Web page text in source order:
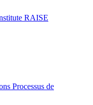
RAISE
Processus de